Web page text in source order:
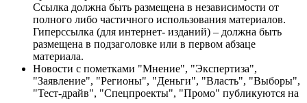
Ссылка должна быть размещена в независимости от
полного либо частичного использования материалов.
Гиперссылка (для интернет- изданий) – должна быть
размещена в подзаголовке или в первом абзаце
материала.
Новости с пометками "Мнение", "Экспертиза",
"Заявление", "Регионы", "Деньги", "Власть", "Выборы",
"Тест-драйв", "Спецпроекты", "Промо" публикуются на